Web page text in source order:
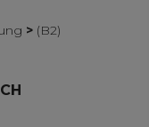
> (B2)